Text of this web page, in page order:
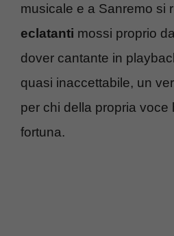
musicale e a Sanremo si
eclatanti mossi proprio
dover cantante in
quasi inaccettabile, un
per chi della propria voce
fortuna.